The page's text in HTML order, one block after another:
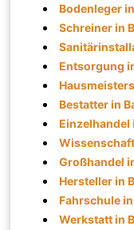
Bodenleger
Schreiner in
Entsorgung
Bestatter in
Einzelhandel
Großhandel
Hersteller in
Fahrschule
Werkstatt in